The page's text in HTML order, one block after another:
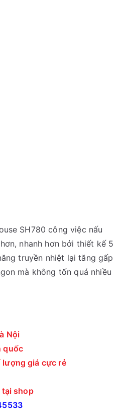
SH780 công việc nấu
nhanh hơn bởi thiết kế 5
truyền nhiệt lại tăng gấp
mà không tốn quá nhiều
Nội
quốc
lượng giá cực rẻ
tại shop